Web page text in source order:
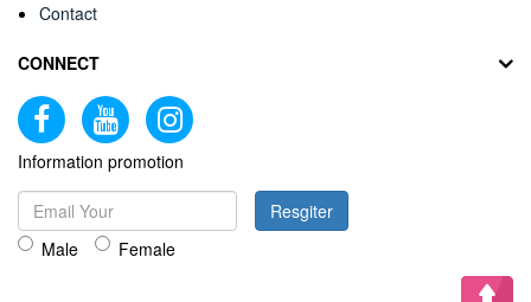
Contact
CONNECT
Information promotion
Male Female
Resgiter